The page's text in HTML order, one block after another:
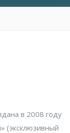
в 2008 году
(эксклюзивный